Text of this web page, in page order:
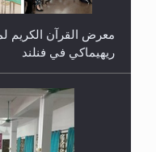
معرض القرآن الكريم
ريهيماكي في فنلند